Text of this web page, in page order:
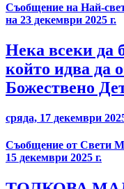
Съобщение на Най-
на 23 декември 2025 г.
Нека всеки да
който идва да
Божествено
сряда, 17 декември
Съобщение от Свети
15 декември 2025 г.